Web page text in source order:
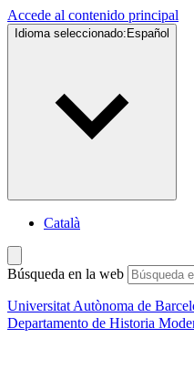
Accede al contenido principal
Idioma seleccionado: Español
Català
Búsqueda en la web
Universitat Autònoma de
Departamento de Historia